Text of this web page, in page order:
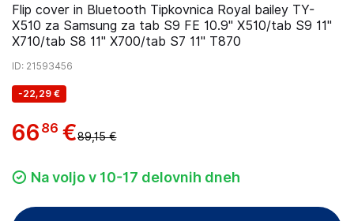
Flip cover in Bluetooth Tipkovnica Royal bailey TY-
X510 za Samsung za tab S9 FE 10.9" X510/tab S9 11"
X710/tab S8 11" X700/tab S7 11" T870
ID: 21593456
-22,29 €
66 86 €89,15 €
Na voljo v 10-17 delovnih dneh